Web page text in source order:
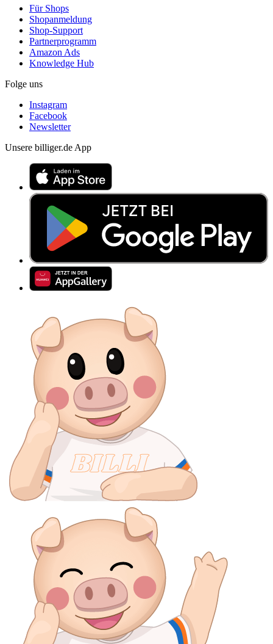
Für Shops
Shopanmeldung
Shop-Support
Partnerprogramm
Amazon Ads
Knowledge Hub
Folge uns
Instagram
Facebook
Newsletter
Unsere billiger.de App